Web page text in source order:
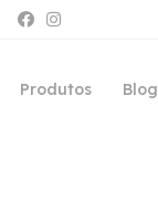
Produtos Blog